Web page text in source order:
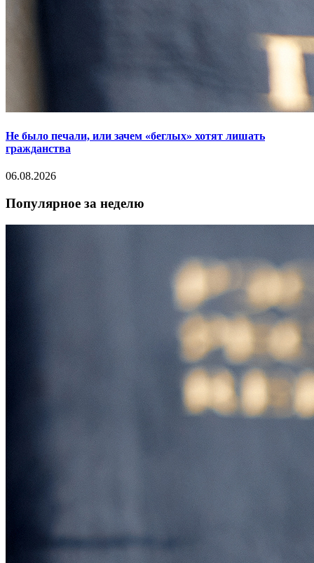
Не было печали, или зачем «беглых» хотят лишать
гражданства
06.08.2026
Популярное за неделю